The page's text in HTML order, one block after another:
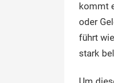
kommt
oder
führt
stark